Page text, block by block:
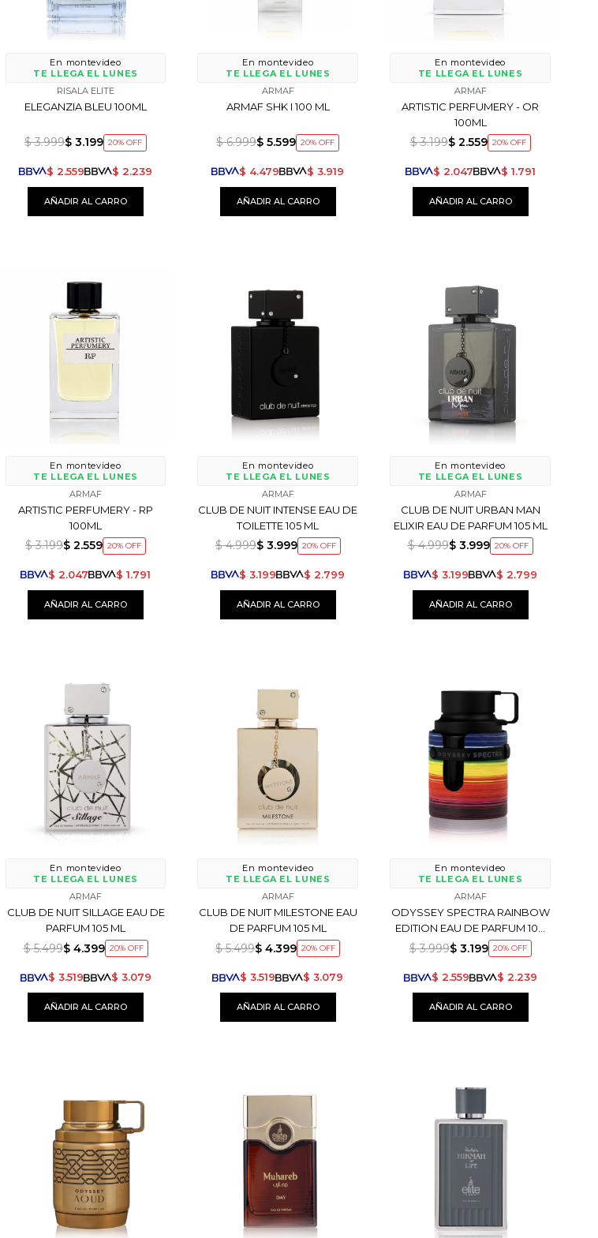
En montevideo
TE LLEGA EL LUNES
RISALA ELITE
ELEGANZIA BLEU 100ML
$ 3.199
$ 3.999 20
$ 2.239
$ 2.559
En montevideo
TE LLEGA EL LUNES
ARMAF
ARMAF SHK I 100 ML
$ 5.599
$ 6.999 20
$ 3.919
$ 4.479
En montevideo
TE LLEGA EL LUNES
ARMAF
ARTISTIC PERFUMERY - OR
100ML
$ 2.559
$ 3.199 20
$ 1.791
$ 2.047
En montevideo
TE LLEGA EL LUNES
ARMAF
ARTISTIC PERFUMERY - RP
100ML
$ 2.559
$ 3.199 20
$ 1.791
$ 2.047
En montevideo
TE LLEGA EL LUNES
ARMAF
CLUB DE NUIT INTENSE EAU DE
TOILETTE 105 ML
$ 3.999
$ 4.999 20
$ 2.799
$ 3.199
En montevideo
TE LLEGA EL LUNES
ARMAF
CLUB DE NUIT URBAN MAN
ELIXIR EAU DE PARFUM 105 ML
$ 3.999
$ 4.999 20
$ 2.799
$ 3.199
En montevideo
TE LLEGA EL LUNES
ARMAF
CLUB DE NUIT SILLAGE EAU DE
PARFUM 105 ML
$ 4.399
$ 5.499 20
$ 3.079
$ 3.519
En montevideo
TE LLEGA EL LUNES
ARMAF
CLUB DE NUIT MILESTONE EAU
DE PARFUM 105 ML
$ 4.399
$ 5.499 20
$ 3.079
$ 3.519
En montevideo
TE LLEGA EL LUNES
ARMAF
ODYSSEY SPECTRA RAINBOW
EDITION EAU DE PARFUM 100
ML
$ 3.199
$ 3.999 20
$ 2.239
$ 2.559